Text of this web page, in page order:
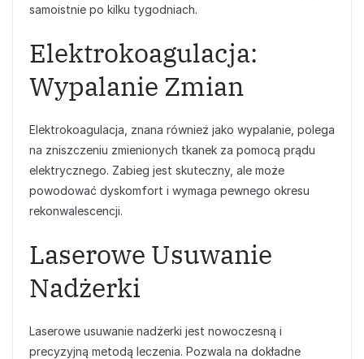
samoistnie po kilku tygodniach.
Elektrokoagulacja:
Wypalanie Zmian
Elektrokoagulacja, znana również jako wypalanie, polega
na zniszczeniu zmienionych tkanek za pomocą prądu
elektrycznego. Zabieg jest skuteczny, ale może
powodować dyskomfort i wymaga pewnego okresu
rekonwalescencji.
Laserowe Usuwanie
Nadżerki
Laserowe usuwanie nadżerki jest nowoczesną i
precyzyjną metodą leczenia. Pozwala na dokładne